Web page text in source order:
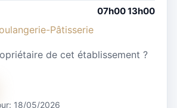
07h00 13h00
Pâtisserie
de cet établissement ?
18/05/2026